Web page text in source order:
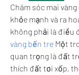
Chăm sóc mai
khỏe mạnh và ra
không phải là điều
vàng bến tre Một
quan trọng là đất
thích đất tơi xốp,